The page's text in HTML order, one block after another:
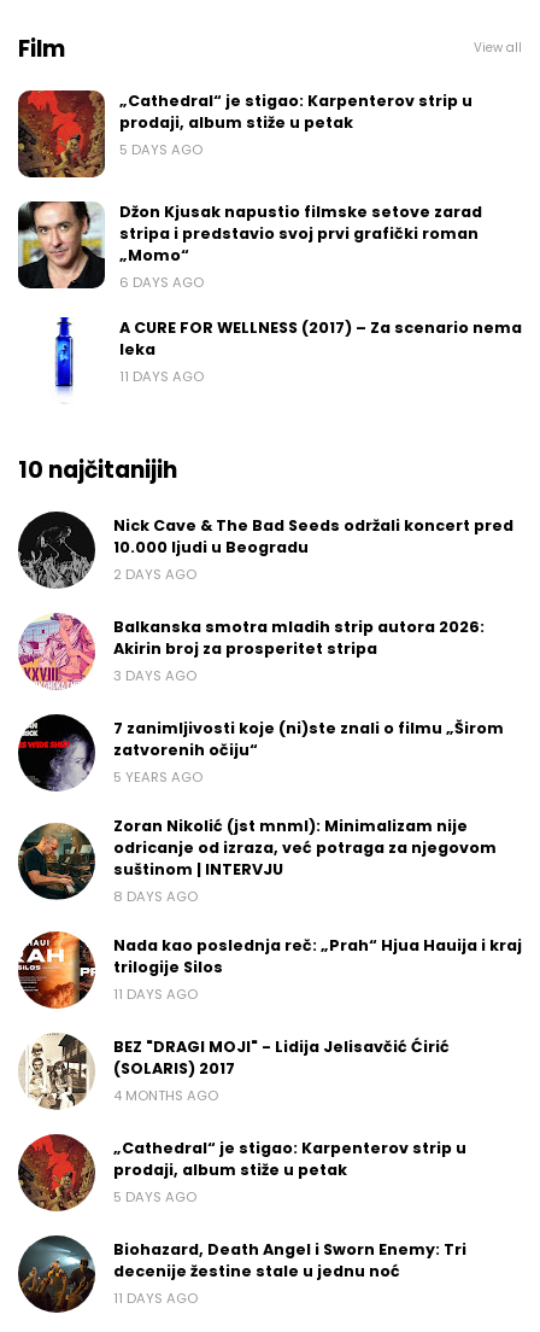
Film View all
„Cathedral“ je stigao: Karpenterov strip u
prodaji, album stiže u petak
5 DAYS AGO
Džon Kjusak napustio filmske setove zarad
stripa i predstavio svoj prvi grafički roman
„Momo“
6 DAYS AGO
A CURE FOR WELLNESS (2017) – Za scenario nema
leka
11 DAYS AGO
10 najčitanijih
Nick Cave & The Bad Seeds održali koncert pred
10.000 ljudi u Beogradu
2 DAYS AGO
Balkanska smotra mladih strip autora 2026:
Akirin broj za prosperitet stripa
3 DAYS AGO
7 zanimljivosti koje (ni)ste znali o filmu „Širom
zatvorenih očiju“
5 YEARS AGO
Zoran Nikolić (jst mnml): Minimalizam nije
odricanje od izraza, već potraga za njegovom
suštinom | INTERVJU
8 DAYS AGO
Nada kao poslednja reč: „Prah“ Hjua Hauija i kraj
trilogije Silos
11 DAYS AGO
BEZ "DRAGI MOJI" - Lidija Jelisavčić Ćirić
(SOLARIS) 2017
4 MONTHS AGO
„Cathedral“ je stigao: Karpenterov strip u
prodaji, album stiže u petak
5 DAYS AGO
Biohazard, Death Angel i Sworn Enemy: Tri
decenije žestine stale u jednu noć
11 DAYS AGO